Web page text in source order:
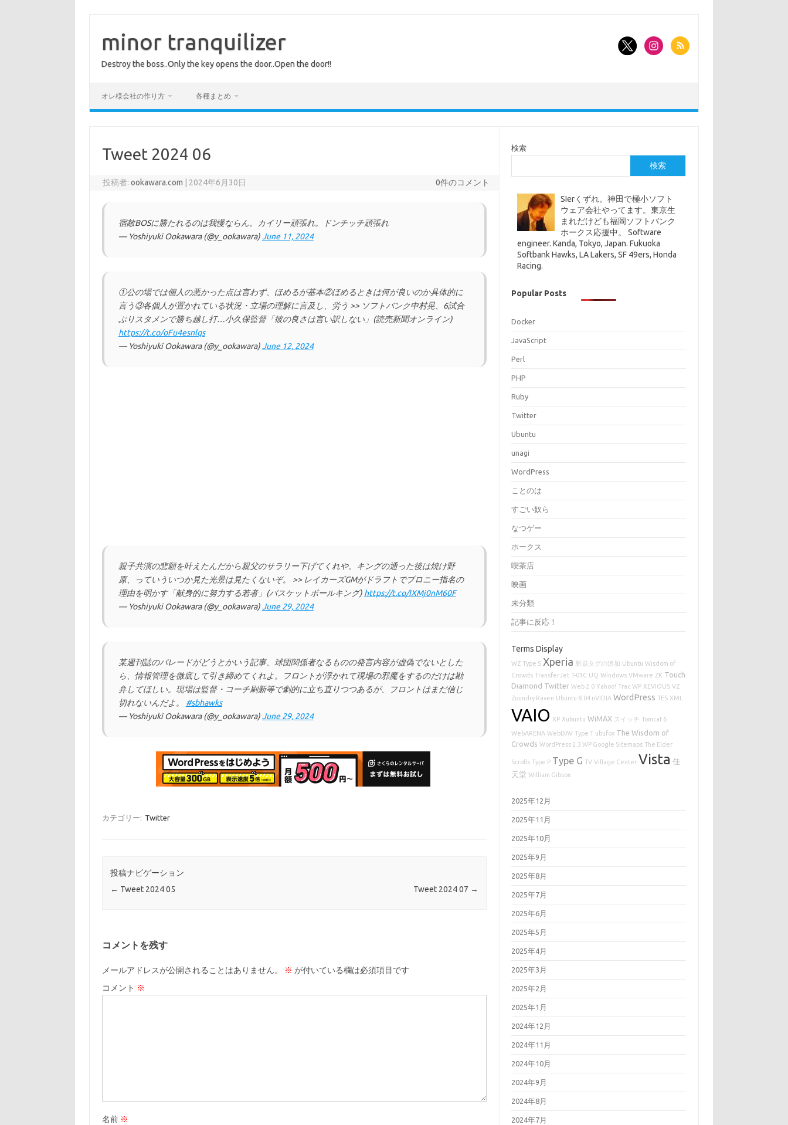
minor tranquilizer
Destroy the boss..Only the key opens the door..Open the door!!
オレ様会社の作り方 各種まとめ
Tweet 2024 06
投稿者:ookawara.com 2024年6月30日 0件のコメント
宿敵BOSに勝たれるのは我慢ならん。カイリー頑張れ。ドンチッチ頑張れ
— Yoshiyuki Ookawara (@y_ookawara)June 11, 2024
①公の場では個人の悪かった点は言わず、ほめるが基本②ほめるときは何が良いのか具体的に
言う③各個人が置かれている状況・立場の理解に言及し、労う >> ソフトバンク中村晃、6試合
ぶりスタメンで勝ち越し打…小久保監督「彼の良さは言い訳しない」(読売新聞オンライン)
https://t.co/oFu4esnlqs
— Yoshiyuki Ookawara (@y_ookawara)June 12, 2024
親子共演の悲願を叶えたんだから親父のサラリー下げてくれや。キングの通った後は焼け野
原、っていういつか見た光景は見たくないぞ。 >> レイカーズGMがドラフトでブロニー指名の
理由を明かす「献身的に努力する若者」(バスケットボールキング) https://t.co/IXMj0nM60F
— Yoshiyuki Ookawara (@y_ookawara)June 29, 2024
某週刊誌のパレードがどうとかいう記事、球団関係者なるものの発言内容が虚偽でないとした
ら、情報管理を徹底して引き締めてくれよ。フロントが浮かれて現場の邪魔をするのだけは勘
弁してほしい。現場は監督・コーチ刷新等で劇的に立ち直りつつあるが、フロントはまだ信じ
切れないんだよ。 #sbhawks
— Yoshiyuki Ookawara (@y_ookawara)June 29, 2024
カテゴリー: Twitter
投稿ナビゲーション
← Tweet 2024 05 Tweet 2024 07 →
コメントを残す
メールアドレスが公開されることはありません。 ※ が付いている欄は必須項目です
コメント ※
名前 ※
検索
検索
SIerくずれ。神田で極小ソフト
ウェア会社やってます。東京生
まれだけども福岡ソフトバンク
ホークス応援中。 Software
engineer. Kanda, Tokyo, Japan. Fukuoka
Softbank Hawks, LA Lakers, SF 49ers, Honda
Racing.
Popular Posts
Docker
JavaScript
Perl
PHP
Ruby
Twitter
Ubuntu
unagi
WordPress
ことのは
すごい奴ら
なつゲー
ホークス
喫茶店
映画
未分類
記事に反応！
Terms Display
WZ Type S Xperia 新規タグの追加 Ubuntu Wisdom of
Crowds TransferJet T-01C UQ Windows VMware ZK Touch
Diamond Twitter Web 2.0 Yahoo! Trac WP XEVIOUS VZ
Zoundry Raven Ubuntu 8.04 nVIDIA WordPress TES XML
VAIO XP Xubuntu WiMAX スイッチ Tomcat 6
WebARENA WebDAV Type T ubufox The Wisdom of
Crowds WordPress 2.3 WP Google Sitemaps The Elder
Scrolls Type P Type G TV Village Center Vista 任
天堂 William Gibson
2025年12月
2025年11月
2025年10月
2025年9月
2025年8月
2025年7月
2025年6月
2025年5月
2025年4月
2025年3月
2025年2月
2025年1月
2024年12月
2024年11月
2024年10月
2024年9月
2024年8月
2024年7月